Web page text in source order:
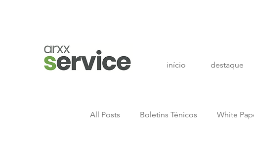
início destaque
All Posts Boletins Ténicos White